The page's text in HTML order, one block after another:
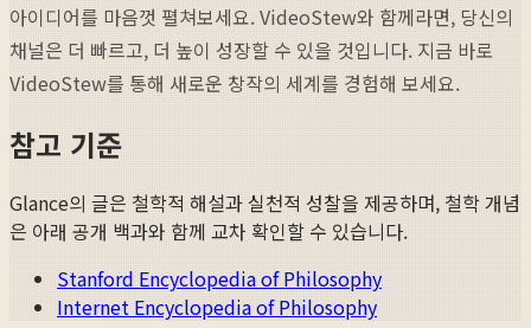
아이디어를 마음껏 펼쳐보세요. VideoStew와 함께라면, 당신의
채널은 더 빠르고, 더 높이 성장할 수 있을 것입니다. 지금 바로
VideoStew를 통해 새로운 창작의 세계를 경험해 보세요.
참고 기준
Glance의 글은 철학적 해설과 실천적 성찰을 제공하며, 철학 개념
은 아래 공개 백과와 함께 교차 확인할 수 있습니다.
Stanford Encyclopedia of Philosophy
Internet Encyclopedia of Philosophy